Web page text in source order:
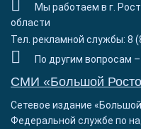
Мы работаем в г.
области
Тел. рекламной службы: 8
По другим вопросам –
СМИ «Большой
Сетевое издание
Федеральной службе по